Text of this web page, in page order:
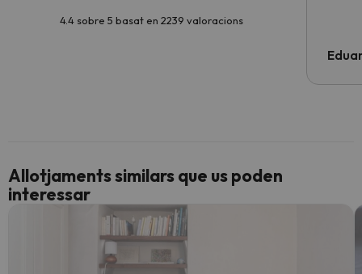
4.4 sobre 5 basat en 2239 valoracions
Allotjaments similars que us poden
interessar